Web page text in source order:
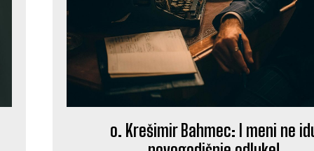
o. Krešimir Bahmec: I meni ne